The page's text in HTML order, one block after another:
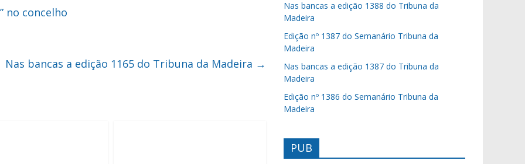
no concelho
Nas bancas a edição 1165 do Tribuna da Madeira →
Nas bancas a edição 1388 do Tribuna da
Madeira
Edição nº 1387 do Semanário Tribuna da
Madeira
Nas bancas a edição 1387 do Tribuna da
Madeira
Edição nº 1386 do Semanário Tribuna da
Madeira
PUB